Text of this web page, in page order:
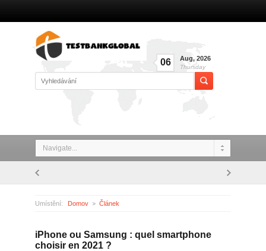
06 Aug, 2026
Thursday
Navigate...
Umístění: Domov Článek
iPhone ou Samsung : quel smartphone
choisir en 2021 ?